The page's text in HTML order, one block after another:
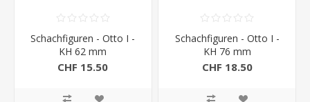
Schachfiguren - Otto I -
KH 62 mm
CHF 15.50
Schachfiguren - Otto I -
KH 76 mm
CHF 18.50